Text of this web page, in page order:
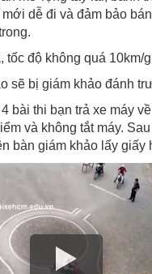
dễ đi và đảm bảo
tốc độ không quá 10km/
sẽ bị giám khảo đánh
bài thi bạn trả xe máy
và không tắt máy.
bàn giám khảo lấy giấy